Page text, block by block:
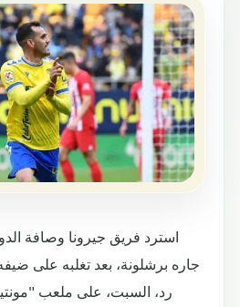
استرد فريق جيرونا وصافة
جاره برشلونة، بعد تغلبه على
رد، السبت، على ملعب